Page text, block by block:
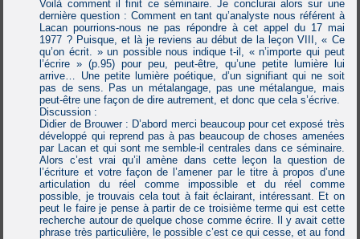
Voilà comment il finit ce séminaire. Je conclurai alors sur une
dernière question : Comment en tant qu’analyste nous référent à
Lacan pourrions-nous ne pas répondre à cet appel du 17 mai
1977 ? Puisque, et là je reviens au début de la leçon VIII, « Ce
qu’on écrit. » un possible nous indique t-il, « n’importe qui peut
l’écrire » (p.95) pour peu, peut-être, qu’une petite lumière lui
arrive… Une petite lumière poétique, d’un signifiant qui ne soit
pas de sens. Pas un métalangage, pas une métalangue, mais
peut-être une façon de dire autrement, et donc que cela s’écrive.
Discussion :
Didier de Brouwer : D’abord merci beaucoup pour cet exposé très
développé qui reprend pas à pas beaucoup de choses amenées
par Lacan et qui sont me semble-il centrales dans ce séminaire.
Alors c’est vrai qu’il amène dans cette leçon la question de
l’écriture et votre façon de l’amener par le titre à propos d’une
articulation du réel comme impossible et du réel comme
possible, je trouvais cela tout à fait éclairant, intéressant. Et on
peut le faire je pense à partir de ce troisième terme qui est cette
recherche autour de quelque chose comme écrire. Il y avait cette
phrase très particulière, le possible c’est ce qui cesse, et au fond